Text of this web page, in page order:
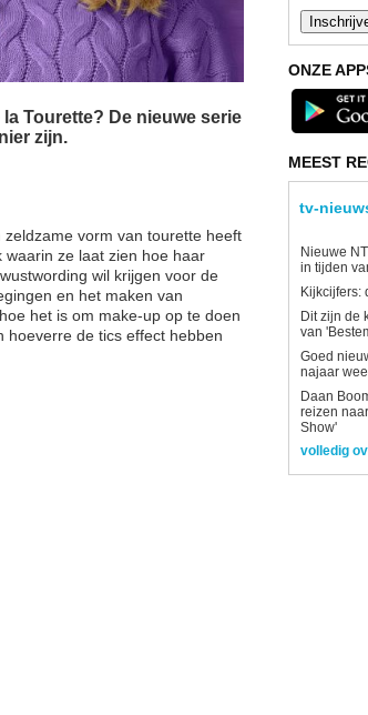
Tourette? De nieuwe serie
zijn.
vorm van tourette heeft
waarin ze laat zien hoe haar
wil krijgen voor de
en het maken van
het is om make-up op te doen
hoeverre de tics effect hebben
ONZE
MEEST
tv-
Nieuwe
in tijden
Kijkcijfers:
Dit zijn de
van
Goed
najaar
Daan
reizen
Show'
volledig